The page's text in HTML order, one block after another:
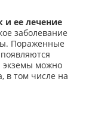
и ее лечение
заболевание
Пораженные
можно
в том числе на